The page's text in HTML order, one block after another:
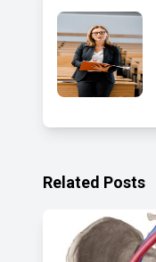
Related Posts